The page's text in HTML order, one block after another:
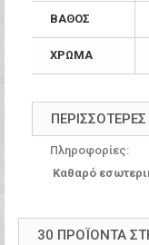
ΒΑΘΟΣ
ΧΡΩΜΑ
Πληροφορίες:
Καθαρό
30 ΠΡΟΪΌΝΤΑ